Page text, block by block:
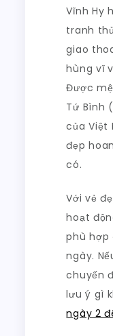
Vĩnh Hy
tranh
giao
hùng vĩ
Được
Tứ Bình
của Việt
đẹp
có.
Với vẻ
hoạt
phù hợp
ngày.
chuyến
lưu ý gì
ngày 2